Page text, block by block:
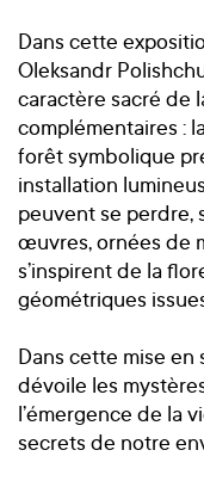
Dans cette
Oleksandr
caractère sacré de
complémentaires :
forêt symbolique
installation
peuvent se perdre,
œuvres, ornées de
s’inspirent de la
géométriques
Dans cette mise en
dévoile les
l’émergence de la
secrets de notre